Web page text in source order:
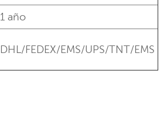
1 año
DHL/FEDEX/EMS/UPS/TNT/EMS